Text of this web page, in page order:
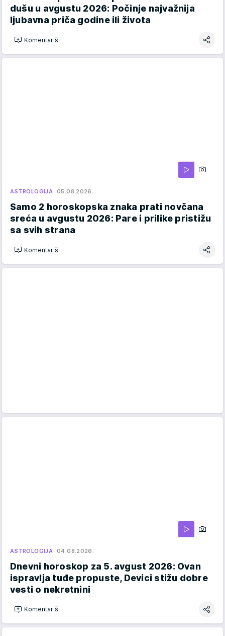
dušu u avgustu 2026: Počinje najvažnija
ljubavna priča godine ili života
Komentariši
ASTROLOGIJA 05.08.2026.
Samo 2 horoskopska znaka prati novčana
sreća u avgustu 2026: Pare i prilike pristižu
sa svih strana
Komentariši
ASTROLOGIJA 04.08.2026.
Dnevni horoskop za 5. avgust 2026: Ovan
ispravlja tuđe propuste, Devici stižu dobre
vesti o nekretnini
Komentariši